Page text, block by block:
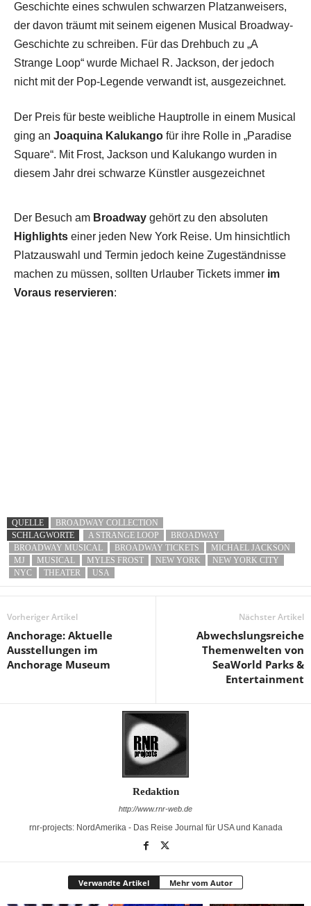
Geschichte eines schwulen schwarzen Platzanweisers,
der davon träumt mit seinem eigenen Musical Broadway-
Geschichte zu schreiben. Für das Drehbuch zu „A
Strange Loop“ wurde Michael R. Jackson, der jedoch
nicht mit der Pop-Legende verwandt ist, ausgezeichnet.
Der Preis für beste weibliche Hauptrolle in einem Musical
ging an Joaquina Kalukango für ihre Rolle in „Paradise
Square“. Mit Frost, Jackson und Kalukango wurden in
diesem Jahr drei schwarze Künstler ausgezeichnet
Der Besuch am Broadway gehört zu den absoluten
Highlights einer jeden New York Reise. Um hinsichtlich
Platzauswahl und Termin jedoch keine Zugeständnisse
machen zu müssen, sollten Urlauber Tickets immer im
Voraus reservieren:
QUELLE
BROADWAY COLLECTION
SCHLAGWORTE
A STRANGE LOOP
BROADWAY
BROADWAY MUSICAL
BROADWAY TICKETS
MICHAEL JACKSON
MJ
MUSICAL MYLES FROST NEW YORK
NEW YORK CITY
NYC
THEATER USA
Vorheriger Artikel
Anchorage: Aktuelle
Ausstellungen im
Anchorage Museum
Nächster Artikel
Abwechslungsreiche
Themenwelten von
SeaWorld Parks &
Entertainment
Redaktion
http://www.rnr-web.de
rnr-projects: NordAmerika - Das Reise Journal für USA und Kanada
Verwandte Artikel Mehr vom Autor